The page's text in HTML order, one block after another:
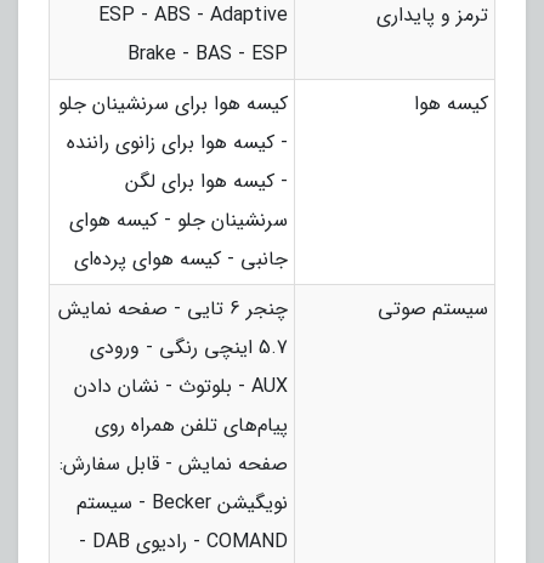
ترمز و پایداری
ESP - ABS - Adaptive
Brake - BAS - ESP
کیسه هوا
کیسه هوا برای سرنشینان جلو
- کیسه هوا برای زانوی راننده
- کیسه هوا برای لگن
سرنشینان جلو - کیسه هوای
جانبی - کیسه هوای پرده‌ای
سیستم صوتی
چنجر 6 تایی - صفحه نمایش
5.7 اینچی رنگی - ورودی
AUX - بلوتوث - نشان دادن
پیام‌های تلفن همراه روی
صفحه نمایش - قابل سفارش:
نویگیشن Becker - سیستم
COMAND - رادیوی DAB -